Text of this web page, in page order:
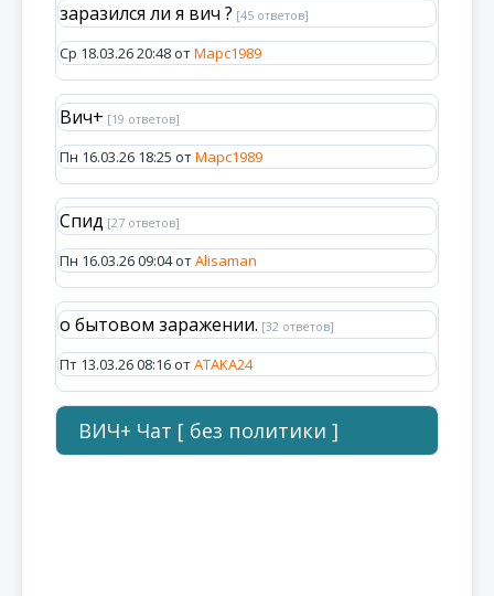
заразился ли я вич ? [45 ответов]
Ср 18.03.26 20:48 отМарс1989
Вич+ [19 ответов]
Пн 16.03.26 18:25 отМарс1989
Спид [27 ответов]
Пн 16.03.26 09:04 отAlisaman
о бытовом заражении. [32 ответов]
Пт 13.03.26 08:16 отATAKA24
ВИЧ+ Чат [ без политики ]